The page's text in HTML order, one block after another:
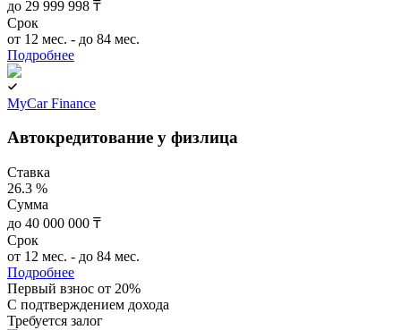
до 29 999 998 ₸
Срок
от 12 мес. - до 84 мес.
Подробнее
MyCar Finance
Автокредитование у физлица
Ставка
26.3 %
Сумма
до 40 000 000 ₸
Срок
от 12 мес. - до 84 мес.
Подробнее
Первый взнос от 20%
C подтверждением дохода
Требуется залог